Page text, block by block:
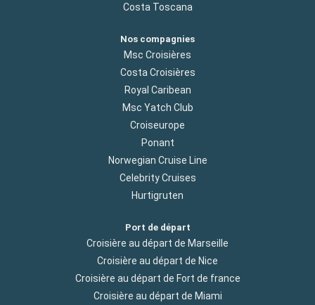
Costa Toscana
Nos compagnies
Msc Croisières
Costa Croisières
Royal Caribean
Msc Yatch Club
Croiseurope
Ponant
Norwegian Cruise Line
Celebrity Cruises
Hurtigruten
Port de départ
Croisière au départ de Marseille
Croisière au départ de Nice
Croisière au départ de Fort de france
Croisière au départ de Miami